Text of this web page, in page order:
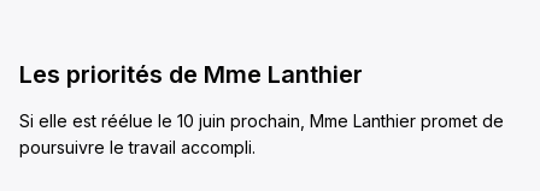
Les priorités de Mme Lanthier
Si elle est réélue le 10 juin prochain, Mme Lanthier promet de
poursuivre le travail accompli.